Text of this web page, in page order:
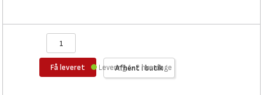
Få leveret Afhent i butik
Levering 1-2 hverdage